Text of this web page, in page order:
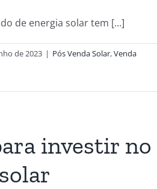
de energia solar tem [...]
de 2023 | Pós Venda Solar,Venda
investir no